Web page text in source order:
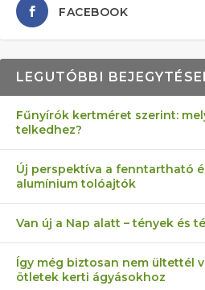
AZ ÖNELLÁTÁS 13
KEZDŐKNEK
6 LEGJOBB NÖVÉNY
ELLEN
MÁRPEDIG A
FÉLREÉRTETT
TÉRKŐ ÉS MURVA
AKI ELDOBÁLJA A
AZ EGY KÖ…
FACEBOOK
LEGUTÓBBI
Fűnyírók kertméret szerint:
telkedhez?
Új perspektíva a fenntartható
alumínium tolóajtók
Van új a Nap alatt – tények és
Így még biztosan nem ültettél
ötletek kerti ágyásokhoz